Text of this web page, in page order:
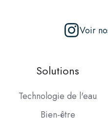
Voir
Solutions
Technologie de l'eau
Bien-être